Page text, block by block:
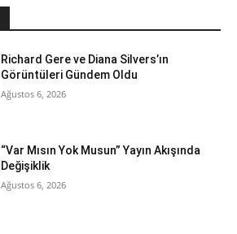
Richard Gere ve Diana Silvers’ın
Görüntüleri Gündem Oldu
Ağustos 6, 2026
“Var Mısın Yok Musun” Yayın Akışında
Değişiklik
Ağustos 6, 2026